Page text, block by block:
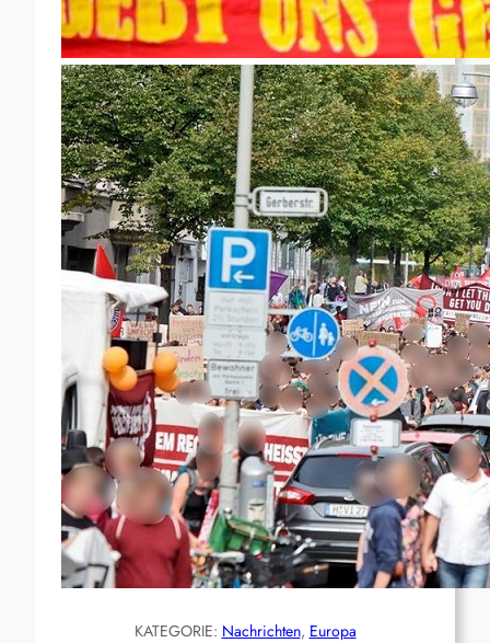
KATEGORIE: Nachrichten, Europa